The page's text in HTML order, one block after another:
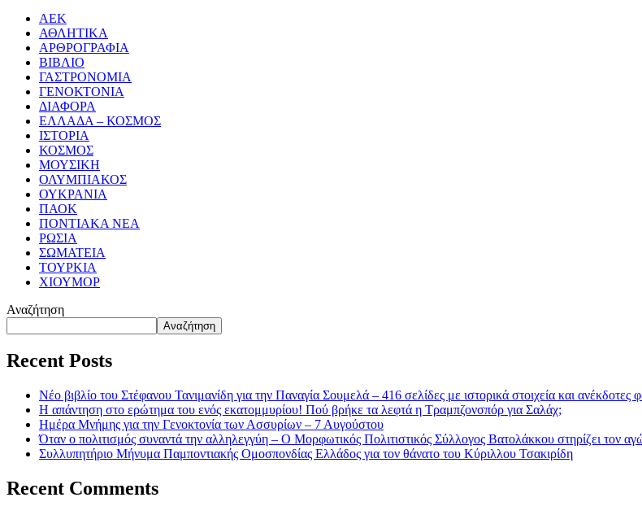
ΑΕΚ
ΑΘΛΗΤΙΚΑ
ΑΡΘΡΟΓΡΑΦΙΑ
ΒΙΒΛΙΟ
ΓΑΣΤΡΟΝΟΜΙΑ
ΓΕΝΟΚΤΟΝΙΑ
ΔΙΑΦΟΡΑ
ΕΛΛΑΔΑ – ΚΟΣΜΟΣ
ΙΣΤΟΡΙΑ
ΚΟΣΜΟΣ
ΜΟΥΣΙΚΗ
ΟΛΥΜΠΙΑΚΟΣ
ΟΥΚΡΑΝΙΑ
ΠΑΟΚ
ΠΟΝΤΙΑΚΑ ΝΕΑ
ΡΩΣΙΑ
ΣΩΜΑΤΕΙΑ
ΤΟΥΡΚΙΑ
ΧΙΟΥΜΟΡ
Αναζήτηση
Αναζήτηση
Recent Posts
Νέο βιβλίο του Στέφανου Τανιμανίδη για την Παναγία Σουμελά – 416 σελίδες με ιστορικά στοιχεία και ανέκδοτες
Η απάντηση στο ερώτημα του ενός εκατομμυρίου! Πού βρήκε τα λεφτά η Τραμπζονσπόρ για Σαλάχ;
Ημέρα Μνήμης για την Γενοκτονία των Ασσυρίων – 7 Αυγούστου
Όταν ο πολιτισμός συναντά την αλληλεγγύη – Ο Μορφωτικός Πολιτιστικός Σύλλογος Βατολάκκου στηρίζει τον
Συλλυπητήριο Μήνυμα Παμποντιακής Ομοσπονδίας Ελλάδος για τον θάνατο του Κύριλλου Τσακιρίδη
Recent Comments